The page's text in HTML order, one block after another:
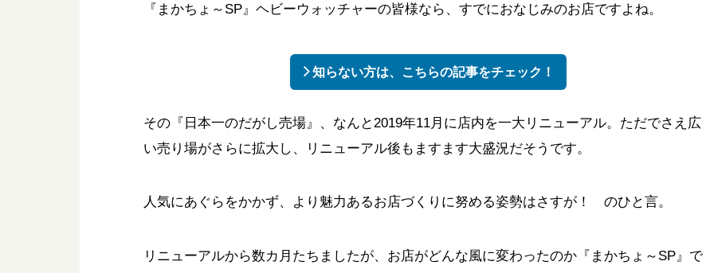
『まかちょ～SP』ヘビーウォッチャーの皆様なら、すでにおなじみのお店ですよね。
知らない方は、こちらの記事をチェック！
その『日本一のだがし売場』、なんと2019年11月に店内を一大リニューアル。ただでさえ広
い売り場がさらに拡大し、リニューアル後もますます大盛況だそうです。
人気にあぐらをかかず、より魅力あるお店づくりに努める姿勢はさすが！ のひと言。
リニューアルから数カ月たちましたが、お店がどんな風に変わったのか『まかちょ～SP』で